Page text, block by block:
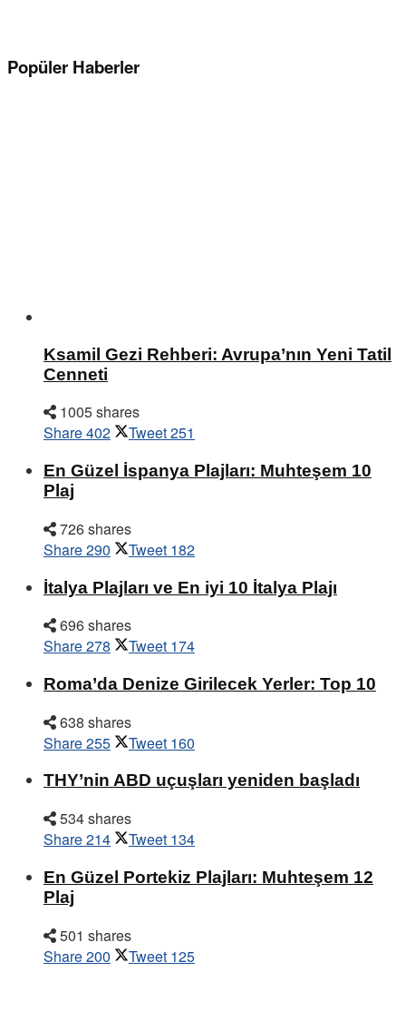
Popüler Haberler
Ksamil Gezi Rehberi: Avrupa’nın Yeni Tatil
Cenneti
1005 shares
Share402 Tweet251
En Güzel İspanya Plajları: Muhteşem 10
Plaj
726 shares
Share290 Tweet 182
İtalya Plajları ve En iyi 10 İtalya Plajı
696 shares
Share278 Tweet 174
Roma’da Denize Girilecek Yerler: Top 10
638 shares
Share255 Tweet 160
THY’nin ABD uçuşları yeniden başladı
534 shares
Share214 Tweet 134
En Güzel Portekiz Plajları: Muhteşem 12
Plaj
501 shares
Share200 Tweet 125